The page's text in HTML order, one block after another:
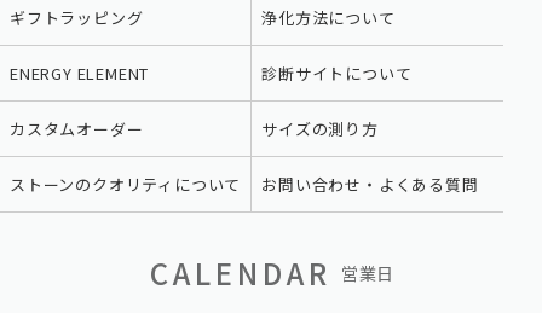
ギフトラッピング 浄化方法について
ENERGY ELEMENT 診断サイトについて
カスタムオーダー サイズの測り方
ストーンのクオリティについて お問い合わせ・よくある質問
CALENDAR 営業日